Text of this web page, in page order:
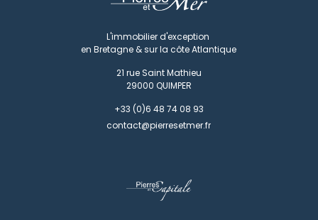
L'immobilier d'exception
en Bretagne & sur la côte Atlantique
21 rue Saint Mathieu
29000 QUIMPER
+33 (0)6 48 74 08 93
contact@pierresetmer.fr